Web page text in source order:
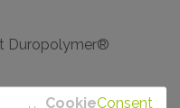
Duropolymer®
CookieConsent